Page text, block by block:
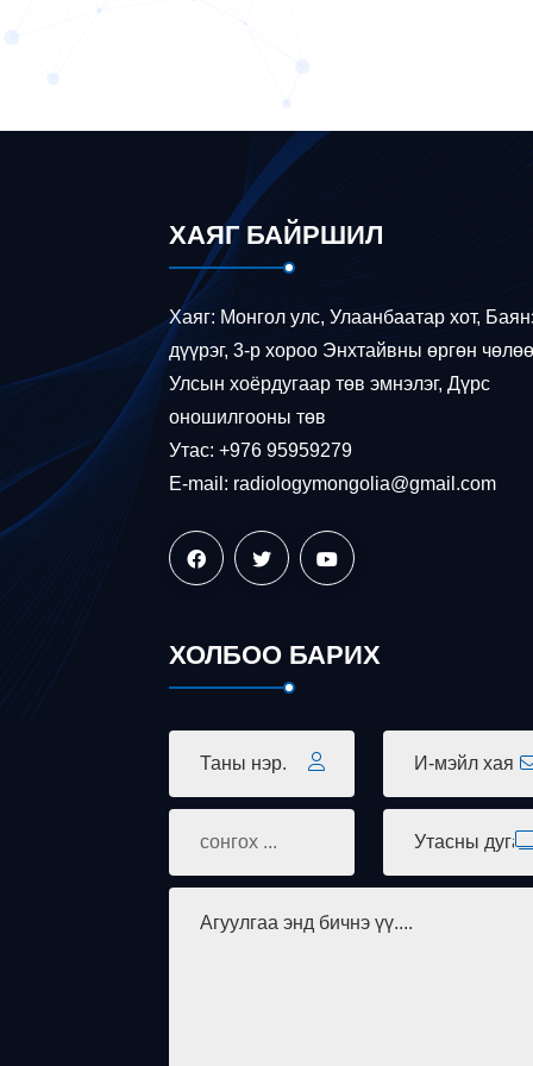
ХАЯГ БАЙРШИЛ
Хаяг: Монгол улс, Улаанбаатар хот,
дүүрэг, 3-р хороо Энхтайвны өргөн
Улсын хоёрдугаар төв эмнэлэг, Дүрс
оношилгооны төв
Утас: +976 95959279
E-mail: radiologymongolia@gmail.com
ХОЛБОО БАРИХ